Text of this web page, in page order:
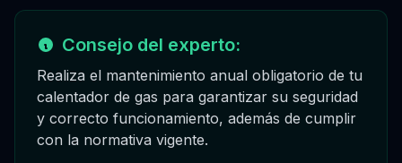
Consejo del experto:
Realiza el mantenimiento anual obligatorio de tu
calentador de gas para garantizar su seguridad
y correcto funcionamiento, además de cumplir
con la normativa vigente.